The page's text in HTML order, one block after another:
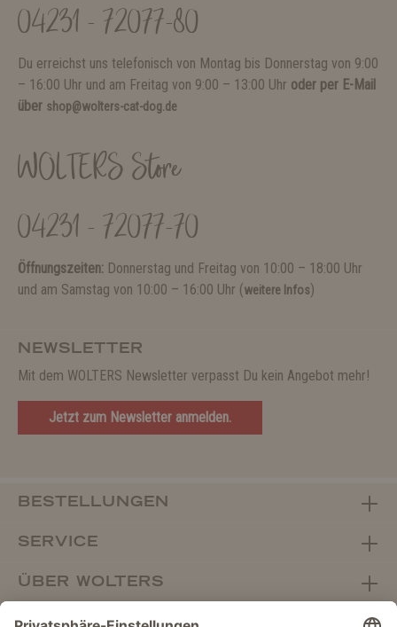
04231 - 72077-80
Du erreichst uns telefonisch von Montag bis Donnerstag von 9:00
– 16:00 Uhr und am Freitag von 9:00 – 13:00 Uhr oder per E-Mail
über shop@wolters-cat-dog.de
WOLTERS Store
04231 - 72077-70
Öffnungszeiten: Donnerstag und Freitag von 10:00 – 18:00 Uhr
und am Samstag von 10:00 – 16:00 Uhr (weitere Infos)
NEWSLETTER
Mit dem WOLTERS Newsletter verpasst Du kein Angebot mehr!
Jetzt zum Newsletter anmelden.
BESTELLUNGEN
SERVICE
ÜBER WOLTERS
FACHHANDEL